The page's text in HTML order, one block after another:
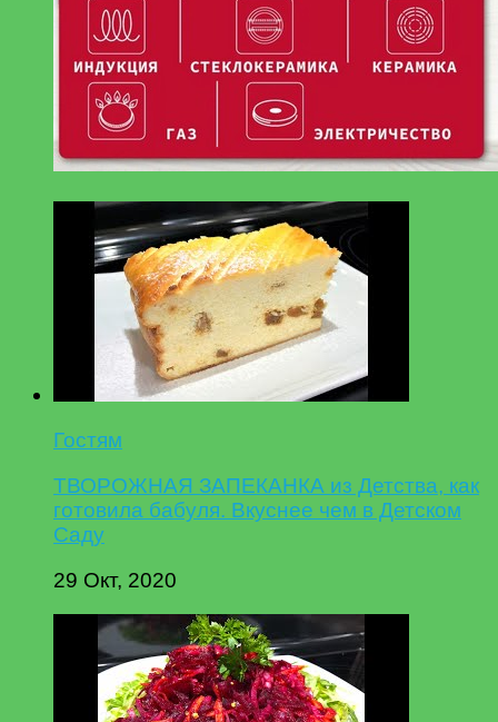
Гостям
ТВОРОЖНАЯ ЗАПЕКАНКА из Детства, как
готовила бабуля. Вкуснее чем в Детском
Саду
29 Окт, 2020